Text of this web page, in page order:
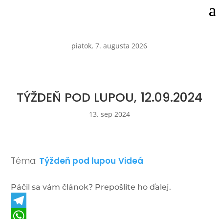
piatok, 7. augusta 2026
TÝŽDEŇ POD LUPOU, 12.09.2024
13. sep 2024
Téma: Týždeň pod lupou Videá
Páčil sa vám článok? Prepošlite ho ďalej.
Telegram